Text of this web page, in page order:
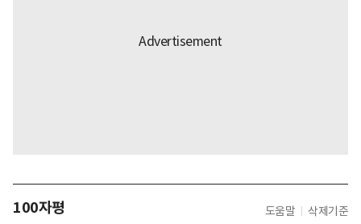
100자평 도움말 삭제기준